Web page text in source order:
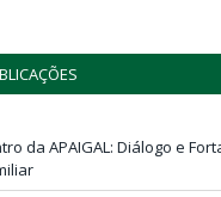
da APAIGAL: Diálogo e